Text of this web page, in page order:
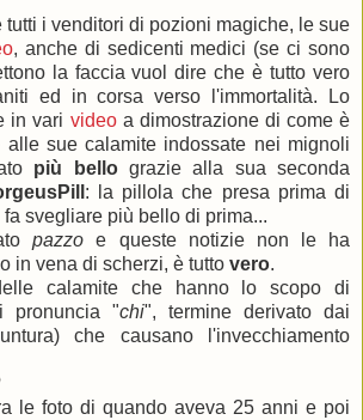
i venditori di pozioni magiche, le sue
, anche di sedicenti medici (se ci sono
la faccia vuol dire che è tutto vero
ed in corsa verso l'immortalità. Lo
in vari videoa dimostrazione di come è
alle sue calamite indossate nei mignoli
più bellograzie alla sua seconda
: la pillola che presa prima di
svegliare più bello di prima...
pazzoe queste notizie non le ha
in vena di scherzi, è tutto vero.
calamite che hanno lo scopo di
pronuncia "chi", termine derivato dai
che causano l'invecchiamento
le foto di quando aveva 25 anni e poi